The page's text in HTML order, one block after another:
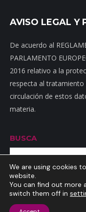
AVISO LEGAL Y
De acuerdo al
PARLAMENTO
2016 relativo a la
respecta al tratamiento
circulación de estos
materia.
BUSCA
Inicio Mapa web
We are using cookies
website.
You can find out more
switch them off in